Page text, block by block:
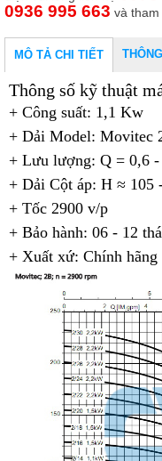
0936 995 663 và
MÔ TẢ CHI TIẾT
Thông số kỹ thuật
+ Công suất: 1,1 Kw
+ Dải Model: Movitec
+ Lưu lượng: Q = 0,6 -
+ Dải Cột áp: H ≈ 105
+ Tốc 2900 v/p
+ Bảo hành: 06 - 12
+ Xuất xứ: Chính hãng